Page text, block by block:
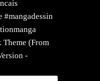
#mangadessin
(From
-